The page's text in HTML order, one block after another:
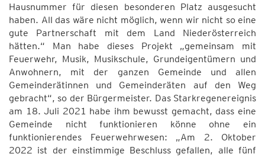
Hausnummer für diesen besonderen Platz ausgesucht
haben. All das wäre nicht möglich, wenn wir nicht so eine
gute Partnerschaft mit dem Land Niederösterreich
hätten.“ Man habe dieses Projekt „gemeinsam mit
Feuerwehr, Musik, Musikschule, Grundeigentümern und
Anwohnern, mit der ganzen Gemeinde und allen
Gemeinderätinnen und Gemeinderäten auf den Weg
gebracht“, so der Bürgermeister. Das Starkregenereignis
am 18. Juli 2021 habe ihm bewusst gemacht, dass eine
Gemeinde nicht funktionieren könne ohne ein
funktionierendes Feuerwehrwesen: „Am 2. Oktober
2022 ist der einstimmige Beschluss gefallen, alle fünf